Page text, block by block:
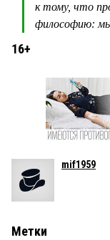
к тому, что
философию:
16+
mif1959
Метки